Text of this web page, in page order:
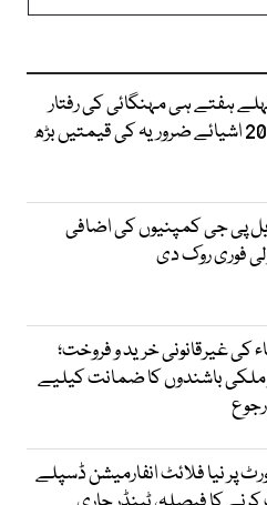
ہفتے ہی مہنگائی کی رفتار
میں اضافہ، 20 اشیائے ضروریہ کی قیمتیں بڑھ
پی جی کمپنیوں کی اضافی
فوری روک دی
کی غیرقانونی خرید و فروخت؛
3غیر ملکی باشندوں کا ضمانت کیلیے
پر نیا فلائٹ انفارمیشن ڈسپلے